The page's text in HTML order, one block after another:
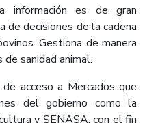
información es de gran
de decisiones de la cadena
Gestiona de manera
de sanidad animal.
acceso a Mercados que
del gobierno como la
y SENASA, con el fin